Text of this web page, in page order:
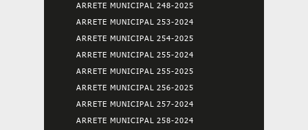
ARRETE MUNICIPAL 248-2025
ARRETE MUNICIPAL 253-2024
ARRETE MUNICIPAL 254-2025
ARRETE MUNICIPAL 255-2024
ARRETE MUNICIPAL 255-2025
ARRETE MUNICIPAL 256-2025
ARRETE MUNICIPAL 257-2024
ARRETE MUNICIPAL 258-2024